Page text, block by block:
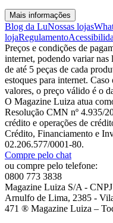
Mais informações
Blog da LuNossas lojas
lojaRegulamento
Preços e condições de
internet, podendo variar nas
de até 5 peças de cada
estoques para internet.
valores, o preço válido é o
O Magazine Luiza atua
Resolução CMN nº 4.935/
crédito e operações de
Crédito, Financiamento e
02.206.577/0001-80.
Compre pelo chat
ou compre pelo telefone:
0800 773 3838
Magazine Luiza S/A -
Arnulfo de Lima, 2385 -
471 ® Magazine Luiza –